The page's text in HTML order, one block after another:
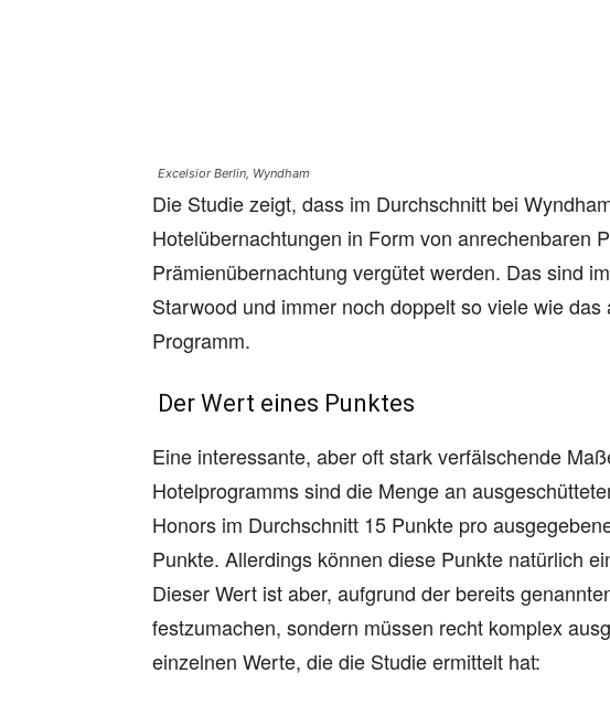
Excelsior Berlin, Wyndham
Die Studie zeigt, dass im Durchschnitt bei
Hotelübernachtungen in Form von anrechenbaren
Prämienübernachtung vergütet werden. Das sind
Starwood und immer noch doppelt so viele wie
Programm.
Der Wert eines Punktes
Eine interessante, aber oft stark verfälschende
Hotelprogramms sind die Menge an
Honors im Durchschnitt 15 Punkte pro
Punkte. Allerdings können diese Punkte natürlich
Dieser Wert ist aber, aufgrund der bereits
festzumachen, sondern müssen recht komplex
einzelnen Werte, die die Studie ermittelt hat: